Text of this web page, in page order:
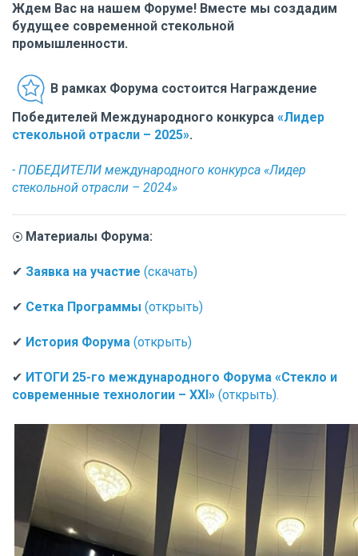
Ждем Вас на нашем Форуме! Вместе мы создадим
будущее современной стекольной
промышленности.
В рамках Форума состоится Награждение
Победителей Международного конкурса «Лидер
стекольной отрасли – 2025».
- ПОБЕДИТЕЛИ международного конкурса «Лидер
стекольной отрасли – 2024»
⦿ Материалы Форума:
✔ Заявка на участие (скачать)
✔ Сетка Программы (открыть)
✔ История Форума (открыть)
✔ ИТОГИ 25-го международного Форума «Стекло и
современные технологии – XXI» (открыть).